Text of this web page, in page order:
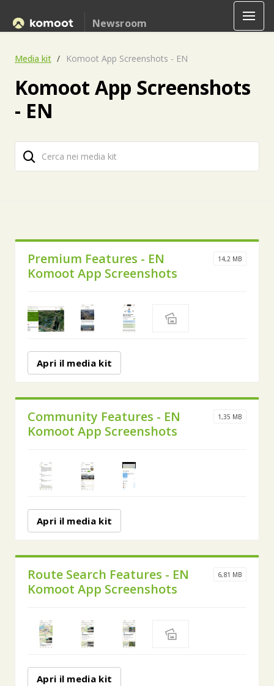
Newsroom
Media kit Komoot App Screenshots - EN
Komoot App Screenshots
- EN
Premium Features - EN
Komoot App Screenshots
14,2 MB
Apri il media kit
Community Features - EN
Komoot App Screenshots
1,35 MB
Apri il media kit
Route Search Features - EN
Komoot App Screenshots
6,81 MB
Apri il media kit